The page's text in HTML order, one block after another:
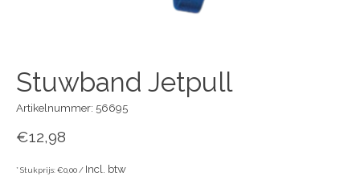
Stuwband Jetpull
Artikelnummer: 56695
€12,98
* Stukprijs: €0,00 / Incl. btw